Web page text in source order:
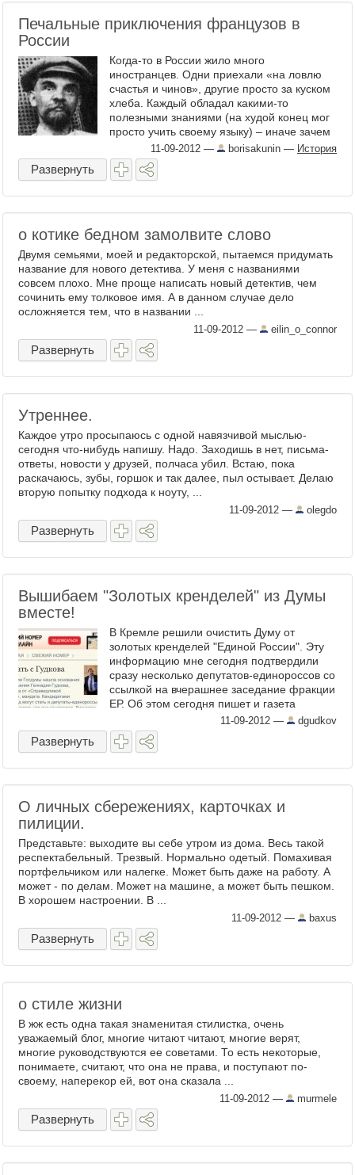
Печальные приключения французов в
России
Когда-то в России жило много
иностранцев. Одни приехали «на ловлю
счастья и чинов», другие просто за куском
хлеба. Каждый обладал какими-то
полезными знаниями (на худой конец мог
просто учить своему языку) – иначе зачем
бы они здесь сдались? ...
11-09-2012 — borisakunin — История
Развернуть
о котике бедном замолвите слово
Двумя семьями, моей и редакторской, пытаемся придумать
название для нового детектива. У меня с названиями
совсем плохо. Мне проще написать новый детектив, чем
сочинить ему толковое имя. А в данном случае дело
осложняется тем, что в названии ...
11-09-2012 — eilin_o_connor
Развернуть
Утреннее.
Каждое утро просыпаюсь с одной навязчивой мыслью-
сегодня что-нибудь напишу. Надо. Заходишь в нет, письма-
ответы, новости у друзей, полчаса убил. Встаю, пока
раскачаюсь, зубы, горшок и так далее, пыл остывает. Делаю
вторую попытку подхода к ноуту, ...
11-09-2012 — olegdo
Развернуть
Вышибаем "Золотых кренделей" из Думы
вместе!
В Кремле решили очистить Думу от
золотых кренделей "Единой России". Эту
информацию мне сегодня подтвердили
сразу несколько депутатов-единороссов со
ссылкой на вчерашнее заседание фракции
ЕР. Об этом сегодня пишет и газета
"Ведомости" Статью ...11-09-2012 — dgudkov
Развернуть
О личных сбережениях, карточках и
пилиции.
Представьте: выходите вы себе утром из дома. Весь такой
респектабельный. Трезвый. Нормально одетый. Помахивая
портфельчиком или налегке. Может быть даже на работу. А
может - по делам. Может на машине, а может быть пешком.
В хорошем настроении. В ...
11-09-2012 — baxus
Развернуть
о стиле жизни
В жж есть одна такая знаменитая стилистка, очень
уважаемый блог, многие читают читают, многие верят,
многие руководствуются ее советами. То есть некоторые,
понимаете, считают, что она не права, и поступают по-
своему, наперекор ей, вот она сказала ...
11-09-2012 — murmele
Развернуть